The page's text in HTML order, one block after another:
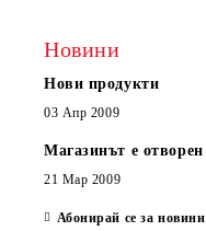
Новини
Нови продукти
03 Апр 2009
Магазинът е отворен
21 Мар 2009
Абонирай се за новини